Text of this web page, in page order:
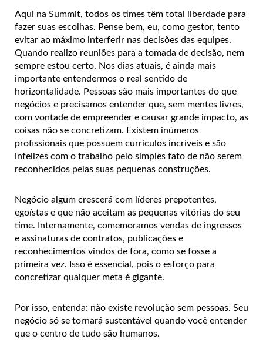
Aqui na Summit, todos os times têm total liberdade para
fazer suas escolhas. Pense bem, eu, como gestor, tento
evitar ao máximo interferir nas decisões das equipes.
Quando realizo reuniões para a tomada de decisão, nem
sempre estou certo. Nos dias atuais, é ainda mais
importante entendermos o real sentido de
horizontalidade. Pessoas são mais importantes do que
negócios e precisamos entender que, sem mentes livres,
com vontade de empreender e causar grande impacto, as
coisas não se concretizam. Existem inúmeros
profissionais que possuem currículos incríveis e são
infelizes com o trabalho pelo simples fato de não serem
reconhecidos pelas suas pequenas construções.
Negócio algum crescerá com líderes prepotentes,
egoístas e que não aceitam as pequenas vitórias do seu
time. Internamente, comemoramos vendas de ingressos
e assinaturas de contratos, publicações e
reconhecimentos vindos de fora, como se fosse a
primeira vez. Isso é essencial, pois o esforço para
concretizar qualquer meta é gigante.
Por isso, entenda: não existe revolução sem pessoas. Seu
negócio só se tornará sustentável quando você entender
que o centro de tudo são humanos.